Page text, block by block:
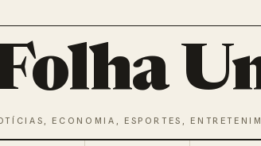
ECONOMIA, ESPORTES,